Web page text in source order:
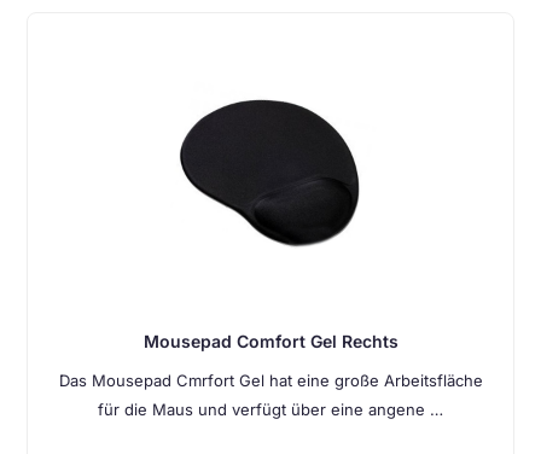
Mousepad Comfort Gel Rechts
Das Mousepad Cmrfort Gel hat eine große Arbeitsfläche
für die Maus und verfügt über eine angene …